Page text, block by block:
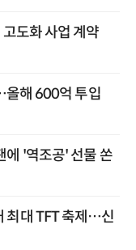
도화 사업 계약
올해 600억 투입
에 '역조공' 선물 쏜
최대 TFT 축제…신